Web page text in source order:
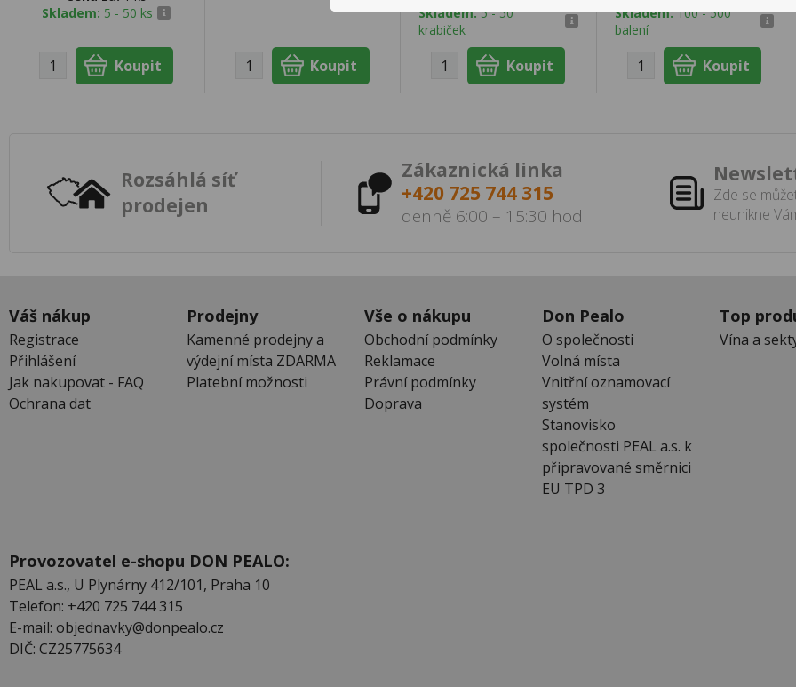
Skladem: 5 - 50 ks
Skladem:5 - 50
krabiček
Skladem:100 - 500
balení
Rozsáhlá síť
prodejen
Zákaznická linka
+420 725 744 315
denně 6:00 – 15:30 hod
Zde se
neunikne
Váš nákup
Registrace
Přihlášení
Jak nakupovat - FAQ
Ochrana dat
Prodejny
Kamenné prodejny a
výdejní místa ZDARMA
Platební možnosti
Vše o nákupu
Obchodní podmínky
Reklamace
Právní podmínky
Doprava
Don Pealo
O společnosti
Volná místa
Vnitřní oznamovací
systém
Stanovisko
společnosti PEAL a.s. k
připravované směrnici
EU TPD 3
Top
Vína a
Provozovatel e-shopu DON PEALO:
PEAL a.s., U Plynárny 412/101, Praha 10
Telefon: +420 725 744 315
E-mail: objednavky@donpealo.cz
DIČ: CZ25775634